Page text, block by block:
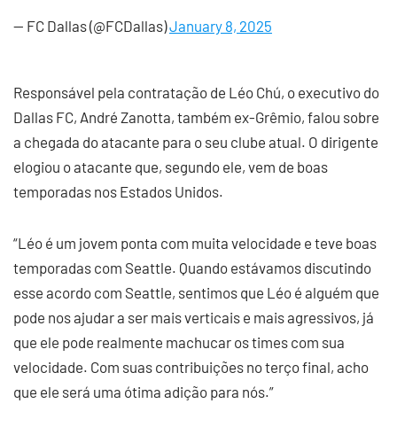
— FC Dallas (@FCDallas)January 8, 2025
Responsável pela contratação de Léo Chú, o executivo do
Dallas FC, André Zanotta, também ex-Grêmio, falou sobre
a chegada do atacante para o seu clube atual. O dirigente
elogiou o atacante que, segundo ele, vem de boas
temporadas nos Estados Unidos.
“Léo é um jovem ponta com muita velocidade e teve boas
temporadas com Seattle. Quando estávamos discutindo
esse acordo com Seattle, sentimos que Léo é alguém que
pode nos ajudar a ser mais verticais e mais agressivos, já
que ele pode realmente machucar os times com sua
velocidade. Com suas contribuições no terço final, acho
que ele será uma ótima adição para nós.”